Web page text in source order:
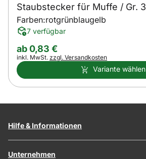
Staubstecker für Muffe / Gr. 3
Farben:rotgrünblaugelb
7 verfügbar
ab:
ab0,83 €
Steuerhinweis:
inkl. MwSt. zzgl. Versandkosten
Variante wählen
Hilfe & Informationen
Unternehmen